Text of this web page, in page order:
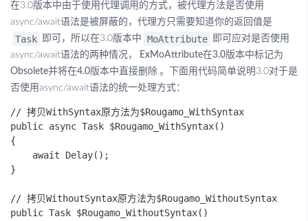
在3.0版本中由于使用代理调用的方式，被代理方法是否使用
async/await语法是被屏蔽的，代理方只需要知道你的返回值是
Task 即可，所以在3.0版本中 MoAttribute
即可应对是否使用
async/await语法的两种情况，
ExMoAttribute在3.0版本中标记为
Obsolete并将在4.0版本中直接删除 。下面用代码简单说明3.0对于是
否使用async/await语法的统一处理方式：
// 拷贝WithSyntax原方法为$Rougamo_WithSyntax
public async Task $Rougamo_WithSyntax()
{
    await Delay();
}
// 拷贝WithoutSyntax原方法为$Rougamo_WithoutSyntax
public Task $Rougamo_WithoutSyntax()